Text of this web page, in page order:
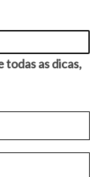
todas as dicas,